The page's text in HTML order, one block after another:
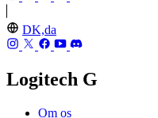
DK,da
Logitech G
Om os